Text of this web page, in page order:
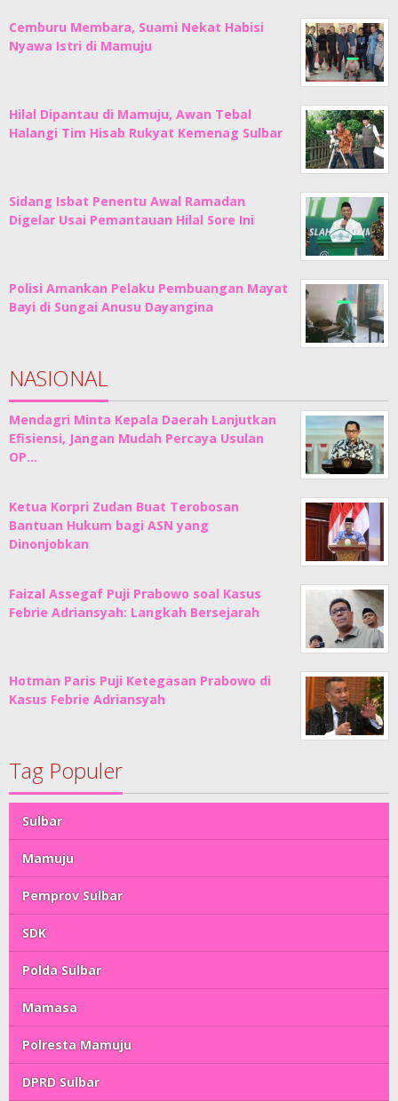
Cemburu Membara, Suami Nekat Habisi
Nyawa Istri di Mamuju
Hilal Dipantau di Mamuju, Awan Tebal
Halangi Tim Hisab Rukyat Kemenag Sulbar
Sidang Isbat Penentu Awal Ramadan
Digelar Usai Pemantauan Hilal Sore Ini
Polisi Amankan Pelaku Pembuangan Mayat
Bayi di Sungai Anusu Dayangina
NASIONAL
Mendagri Minta Kepala Daerah Lanjutkan
Efisiensi, Jangan Mudah Percaya Usulan
OP…
Ketua Korpri Zudan Buat Terobosan
Bantuan Hukum bagi ASN yang
Dinonjobkan
Faizal Assegaf Puji Prabowo soal Kasus
Febrie Adriansyah: Langkah Bersejarah
Hotman Paris Puji Ketegasan Prabowo di
Kasus Febrie Adriansyah
Tag Populer
Sulbar
Mamuju
Pemprov Sulbar
SDK
Polda Sulbar
Mamasa
Polresta Mamuju
DPRD Sulbar